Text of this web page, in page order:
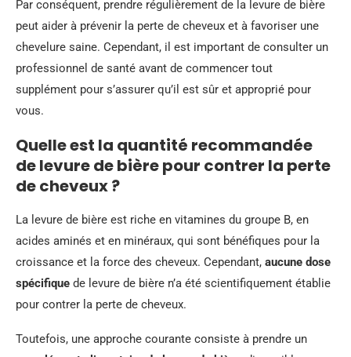
Par conséquent, prendre régulièrement de la levure de bière
peut aider à prévenir la perte de cheveux et à favoriser une
chevelure saine. Cependant, il est important de consulter un
professionnel de santé avant de commencer tout
supplément pour s’assurer qu’il est sûr et approprié pour
vous.
Quelle est la quantité recommandée
de levure de bière pour contrer la perte
de cheveux ?
La levure de bière est riche en vitamines du groupe B, en
acides aminés et en minéraux, qui sont bénéfiques pour la
croissance et la force des cheveux. Cependant, aucune dose
spécifique de levure de bière n’a été scientifiquement établie
pour contrer la perte de cheveux.
Toutefois, une approche courante consiste à prendre un